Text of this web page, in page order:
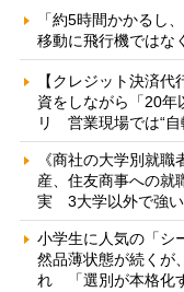
「約5時間かかるし
移動に飛行機ではな
【クレジット決済
資をしながら「20年
リ 営業現場では“自
《商社の大学別就
産、住友商事への就
実 3大学以外で強
小学生に人気の「
然品薄状態が続くが
れ 「選別が本格化